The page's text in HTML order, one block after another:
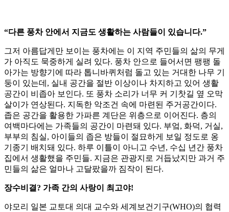
“다른 풍차 안에서 지금도 생활하는 사람들이 있습니다.”
그저 아름답게만 보이는 풍차에는 이 지역 주민들의 삶의 무게
가 아직도 묵중하게 실려 있다. 풍차 안으로 들어서면 팽팽 돌
아가는 방향기에 따라 톱니바퀴처럼 돌고 있는 거대한 나무 기
둥이 있는데, 실내 공간을 절반 이상이나 차지하고 있어 생활
공간이 비좁아 보인다. 또 풍차 소리가 너무 커 기찻길 옆 오막
살이가 연상된다. 지독한 악조건 속에 마련된 주거공간이다.
좁은 공간을 활용한 가파른 계단은 위층으로 이어진다. 층의
여백마다에는 가족들의 공간이 마련돼 있다. 부엌, 화덕, 거실,
부부의 침실, 아이들의 좁은 방들이 절묘하게 보일 정도로 옹
기종기 배치돼 있다. 하루 이틀이 아니고 수년, 수십 년간 풍차
집에서 생활했을 주민들. 지금은 관광지로 거듭났지만 과거 주
민들의 삶은 얼마나 고달팠을까 짐작이 된다.
장수비결? 가족 간의 사랑이 최고야!
야모리 일본 교토대 의대 교수와 세계보건기구(WHO)의 협력